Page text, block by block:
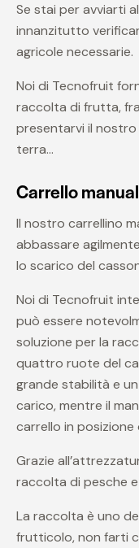
Se stai per avviarti
innanzitutto
agricole necessarie.
Noi di Tecnofruit
raccolta di frutta,
presentarvi il
terra…
Carrello
Il nostro carrellino
abbassare
lo scarico del
Noi di Tecnofruit
può essere
soluzione per la
quattro ruote del
grande stabilità e
carico, mentre il
carrello in posizione
Grazie
raccolta di pesche
La raccolta è uno
frutticolo, non farti